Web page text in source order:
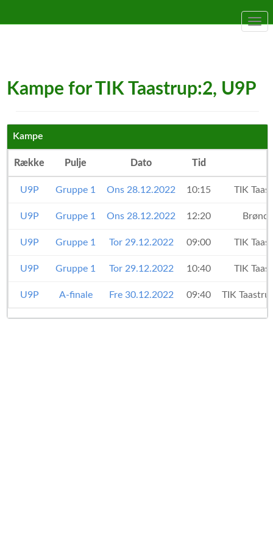
Kampe for TIK Taastrup:2, U9P
Kampe
Række Pulje Dato Tid
U9P Gruppe 1 Ons 28.12.2022 10:15 TIK
U9P Gruppe 1 Ons 28.12.2022 12:20
U9P Gruppe 1 Tor 29.12.2022 09:00 TIK
U9P Gruppe 1 Tor 29.12.2022 10:40 TIK
U9P A-finale Fre 30.12.2022 09:40 TIK